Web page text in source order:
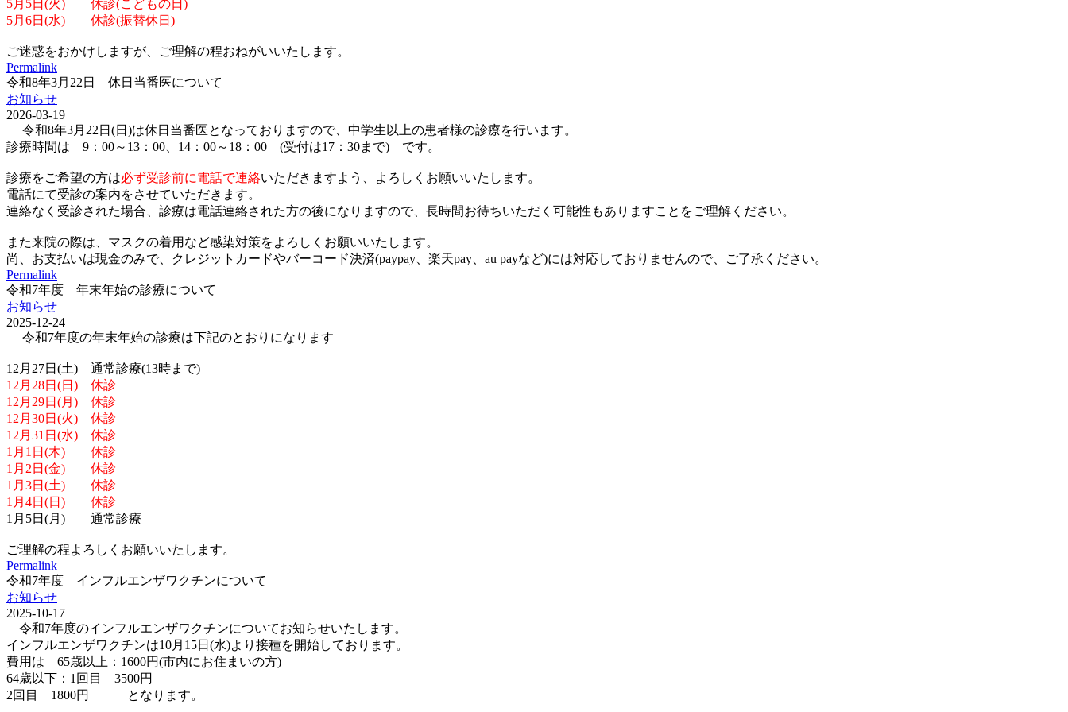
5月5日(火) 休診(こどもの日)
5月6日(水) 休診(振替休日)
ご迷惑をおかけしますが、ご理解の程おねがいいたします。
Permalink
令和8年3月22日 休日当番医について
お知らせ
2026-03-19
令和8年3月22日(日)は休日当番医となっておりますので、中学生以上の患者様の診療を行います。
診療時間は 9：00～13：00、14：00～18：00 (受付は17：30まで) です。
診療をご希望の方は必ず受診前に電話で連絡いただきますよう、よろしくお願いいたします。
電話にて受診の案内をさせていただきます。
連絡なく受診された場合、診療は電話連絡された方の後になりますので、長時間お待ちいただく可能性もありますことをご理解ください。
また来院の際は、マスクの着用など感染対策をよろしくお願いいたします。
尚、お支払いは現金のみで、クレジットカードやバーコード決済(paypay、楽天pay、au payなど)には対応しておりませんので、ご了承ください。
Permalink
令和7年度 年末年始の診療について
お知らせ
2025-12-24
令和7年度の年末年始の診療は下記のとおりになります
12月27日(土) 通常診療(13時まで)
12月28日(日) 休診
12月29日(月) 休診
12月30日(火) 休診
12月31日(水) 休診
1月1日(木) 休診
1月2日(金) 休診
1月3日(土) 休診
1月4日(日) 休診
1月5日(月) 通常診療
ご理解の程よろしくお願いいたします。
Permalink
令和7年度 インフルエンザワクチンについて
お知らせ
2025-10-17
令和7年度のインフルエンザワクチンについてお知らせいたします。
インフルエンザワクチンは10月15日(水)より接種を開始しております。
費用は 65歳以上：1600円(市内にお住まいの方)
64歳以下：1回目 3500円
2回目 1800円 となります。